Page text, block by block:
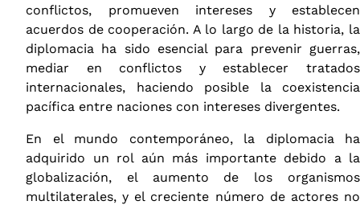
conflictos, promueven intereses y establecen
acuerdos de cooperación. A lo largo de la historia, la
diplomacia ha sido esencial para prevenir guerras,
mediar en conflictos y establecer tratados
internacionales, haciendo posible la coexistencia
pacífica entre naciones con intereses divergentes.
En el mundo contemporáneo, la diplomacia ha
adquirido un rol aún más importante debido a la
globalización, el aumento de los organismos
multilaterales, y el creciente número de actores no